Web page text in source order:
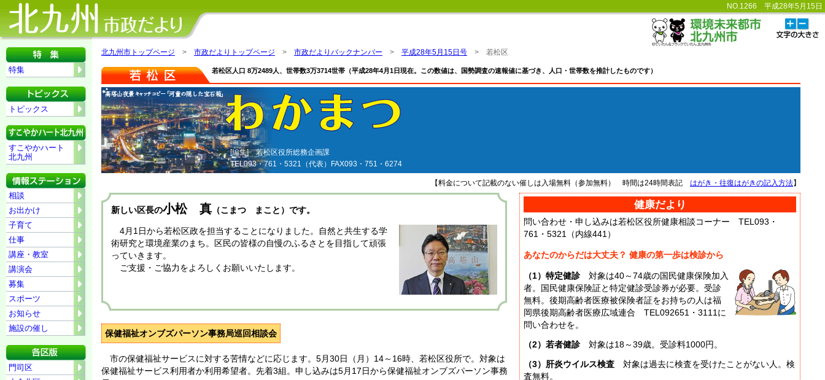
NO.1266 平成28年5月15日
特集
トピックス
すこやかハート
北九州
相談
お出かけ
子育て
仕事
講座・教室
講演会
募集
スポーツ
お知らせ
施設の催し
門司区
北九州市トップページ > 市政だよりトップページ > 市政だよりバックナンバー > 平成28年5月15日号 > 若松区
若松区人口 8万2489人、世帯数3万3714世帯（平成28年4月1日現在。この数値は、国勢調査の速報値に基づき、人口・世帯数を推計したものです）
[編集] 若松区役所総務企画課
TEL093・761・5321（代表）FAX093・751・6274
【料金について記載のない催しは入場無料（参加無料） 時間は24時間表記 はがき・往復はがきの記入方法】
健康だより
問い合わせ・申し込みは若松区役所健康相談コーナー TEL093・
761・5321（内線441）
あなたのからだは大丈夫？ 健康の第一歩は検診から
（1）特定健診対象は40～74歳の国民健康保険加入
者。国民健康保険証と特定健診受診券が必要。受診
無料。後期高齢者医療被保険者証をお持ちの人は福
岡県後期高齢者医療広域連合 TEL092651・3111に
問い合わせを。
（2）若者健診対象は18～39歳。受診料1000円。
（3）肝炎ウイルス検査 対象は過去に検査を受けたことがない人。検
査無料。
新しい区長の小松 真 （こまつ まこと）です。
4月1日から若松区政を担当することになりました。自然と共生する学
術研究と環境産業のまち。区民の皆様の自慢のふるさとを目指して頑張
っていきます。
ご支援・ご協力をよろしくお願いいたします。
保健福祉オンブズパーソン事務局巡回相談会
市の保健福祉サービスに対する苦情などに応じます。5月30日（月）14～16時、若松区役所で。対象は
保健福祉サービス利用者か利用希望者。先着3組。申し込みは5月17日から保健福祉オンブズパーソン事務